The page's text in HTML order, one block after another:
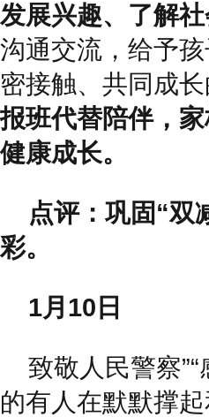
发展兴趣、了解社
沟通交流，给予
密接触、共同成长
报班代替陪伴，
健康成长。
点评：巩固“双
彩。
1月10日
致敬人民警察”“
的有人在默默撑